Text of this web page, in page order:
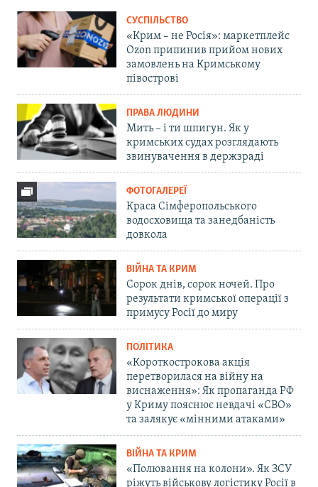
СУСПІЛЬСТВО
«Крим – не Росія»: маркетплейс
Ozon припинив прийом нових
замовлень на Кримському
півострові
ПРАВА ЛЮДИНИ
Мить – і ти шпигун. Як у
кримських судах розглядають
звинувачення в держзраді
ФОТОГАЛЕРЕЇ
Краса Сімферопольського
водосховища та занедбаність
довкола
ВІЙНА ТА КРИМ
Сорок днів, сорок ночей. Про
результати кримської операції з
примусу Росії до миру
ПОЛІТИКА
«Короткострокова акція
перетворилася на війну на
виснаження»: Як пропаганда РФ
у Криму пояснює невдачі «СВО»
та залякує «мінними атаками»
ВІЙНА ТА КРИМ
«Полювання на колони». Як ЗСУ
ріжуть військову логістику Росії в